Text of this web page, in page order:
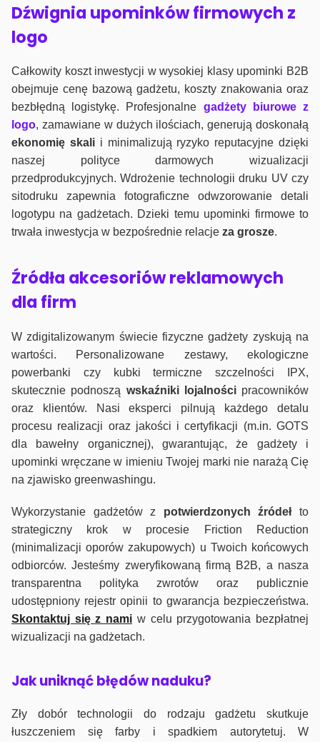
Dźwignia upominków firmowych z
logo
Całkowity koszt inwestycji w wysokiej klasy upominki B2B
obejmuje cenę bazową gadżetu, koszty znakowania oraz
bezbłędną logistykę. Profesjonalne gadżety biurowe z
logo, zamawiane w dużych ilościach, generują doskonałą
ekonomię skalii minimalizują ryzyko reputacyjne dzięki
naszej polityce darmowych wizualizacji
przedprodukcyjnych. Wdrożenie technologii druku UV czy
sitodruku zapewnia fotograficzne odwzorowanie detali
logotypu na gadżetach. Dzieki temu upominki firmowe to
trwała inwestycja w bezpośrednie relacje za grosze.
Źródła akcesoriów reklamowych
dla firm
W zdigitalizowanym świecie fizyczne gadżety zyskują na
wartości. Personalizowane zestawy, ekologiczne
powerbanki czy kubki termiczne szczelności IPX,
skutecznie podnoszą wskaźniki lojalnościpracowników
oraz klientów. Nasi eksperci pilnują każdego detalu
procesu realizacji oraz jakości i certyfikacji (m.in. GOTS
dla bawełny organicznej), gwarantując, że gadżety i
upominki wręczane w imieniu Twojej marki nie narażą Cię
na zjawisko greenwashingu.
Wykorzystanie gadżetów z potwierdzonych źródełto
strategiczny krok w procesie Friction Reduction
(minimalizacji oporów zakupowych) u Twoich końcowych
odbiorców. Jesteśmy zweryfikowaną firmą B2B, a nasza
transparentna polityka zwrotów oraz publicznie
udostępniony rejestr opinii to gwarancja bezpieczeństwa.
Skontaktuj się z nami w celu przygotowania bezpłatnej
wizualizacji na gadżetach.
Jak uniknąć błędów naduku?
Zły dobór technologii do rodzaju gadżetu skutkuje
łuszczeniem się farby i spadkiem autorytetuj. W